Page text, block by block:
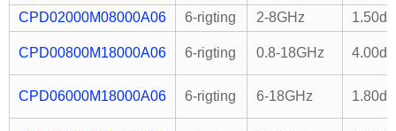
CPD02000M08000A06
6-rigting 2-8GHz 1.50dB
CPD00800M18000A06 6-rigting 0.8-18GHz 4.00dB
CPD06000M18000A06 6-rigting 6-18GHz 1.80dB